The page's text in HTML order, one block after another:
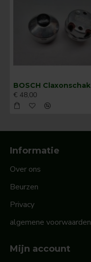
€ 48,00
Informatie
Over ons
Beurzen
Privacy
algemene voorwaarden
Mijn account